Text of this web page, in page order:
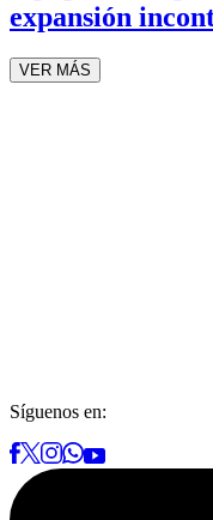
expansión
VER MÁS
Síguenos en: